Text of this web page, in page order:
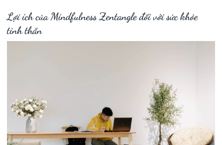
Lợi ích của Mindfulness Zentangle đối với sức khỏe
tinh thần